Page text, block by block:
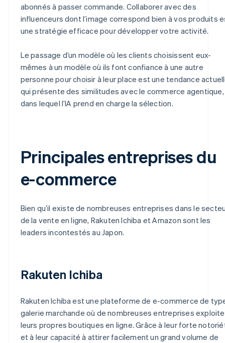
abonnés à passer commande. Collaborer avec des
influenceurs dont l’image correspond bien à vos produits
une stratégie efficace pour développer votre activité.
Le passage d’un modèle où les clients choisissent eux-
mêmes à un modèle où ils font confiance à une autre
personne pour choisir à leur place est une tendance
qui présente des similitudes avec le commerce agentique,
dans lequel l’IA prend en charge la sélection.
Principales entreprises du
e-commerce
Bien qu’il existe de nombreuses entreprises dans le
de la vente en ligne, Rakuten Ichiba et Amazon sont les
leaders incontestés au Japon.
Rakuten Ichiba
Rakuten Ichiba est une plateforme de e-commerce de
galerie marchande où de nombreuses entreprises
leurs propres boutiques en ligne. Grâce à leur forte
et à leur capacité à attirer facilement un grand volume de